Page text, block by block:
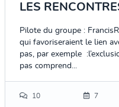
LES
Pilote du groupe :
qui favoriseraient le lien
pas, par exemple
pas comprend...
10 7